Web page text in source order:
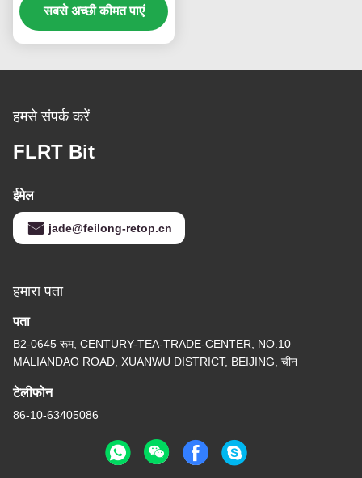
आईएसओ 9001 प्रमाणित
सबसे अच्छी कीमत पाएं
हमसे संपर्क करें
FLRT Bit
ईमेल
jade@feilong-retop.cn
हमारा पता
पता
B2-0645 रूम, CENTURY-TEA-TRADE-CENTER, NO.10
MALIANDAO ROAD, XUANWU DISTRICT, BEIJING, चीन
टेलीफोन
86-10-63405086